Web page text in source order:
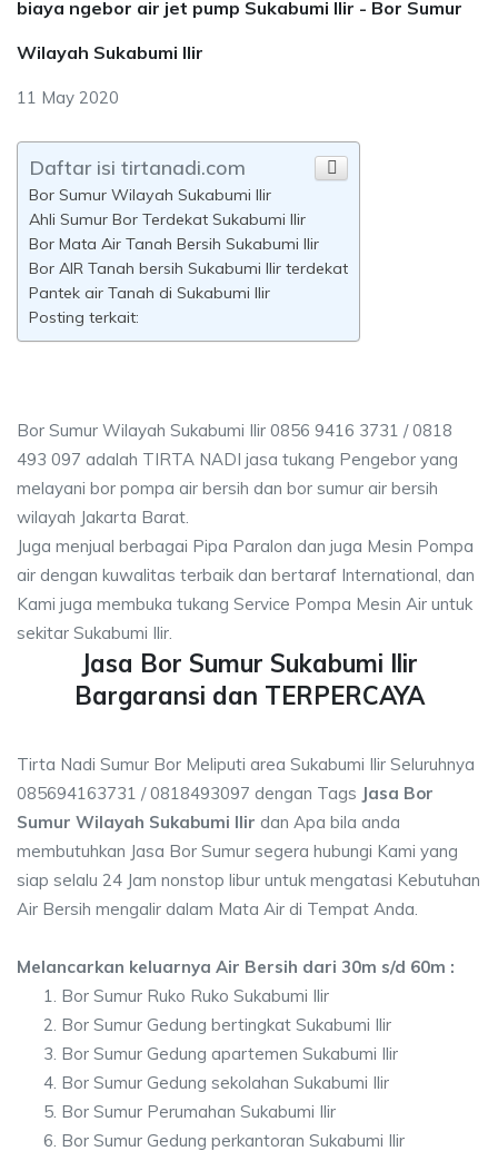
biaya ngebor air jet pump Sukabumi Ilir - Bor Sumur
Wilayah Sukabumi Ilir
11 May 2020
Daftar isi tirtanadi.com
Bor Sumur Wilayah Sukabumi Ilir
Ahli Sumur Bor Terdekat Sukabumi Ilir
Bor Mata Air Tanah Bersih Sukabumi Ilir
Bor AIR Tanah bersih Sukabumi Ilir terdekat
Pantek air Tanah di Sukabumi Ilir
Posting terkait:
Bor Sumur Wilayah Sukabumi Ilir 0856 9416 3731 / 0818
493 097 adalah TIRTA NADI jasa tukang Pengebor yang
melayani bor pompa air bersih dan bor sumur air bersih
wilayah Jakarta Barat.
Juga menjual berbagai Pipa Paralon dan juga Mesin Pompa
air dengan kuwalitas terbaik dan bertaraf International, dan
Kami juga membuka tukang Service Pompa Mesin Air untuk
sekitar Sukabumi Ilir.
Jasa Bor Sumur Sukabumi Ilir
Bargaransi dan TERPERCAYA
Tirta Nadi Sumur Bor Meliputi area Sukabumi Ilir Seluruhnya
085694163731 / 0818493097 dengan Tags Jasa Bor
Sumur Wilayah Sukabumi Ilir dan Apa bila anda
membutuhkan Jasa Bor Sumur segera hubungi Kami yang
siap selalu 24 Jam nonstop libur untuk mengatasi Kebutuhan
Air Bersih mengalir dalam Mata Air di Tempat Anda.
Melancarkan keluarnya Air Bersih dari 30m s/d 60m :
Bor Sumur Ruko Ruko Sukabumi Ilir
Bor Sumur Gedung bertingkat Sukabumi Ilir
Bor Sumur Gedung apartemen Sukabumi Ilir
Bor Sumur Gedung sekolahan Sukabumi Ilir
Bor Sumur Perumahan Sukabumi Ilir
Bor Sumur Gedung perkantoran Sukabumi Ilir